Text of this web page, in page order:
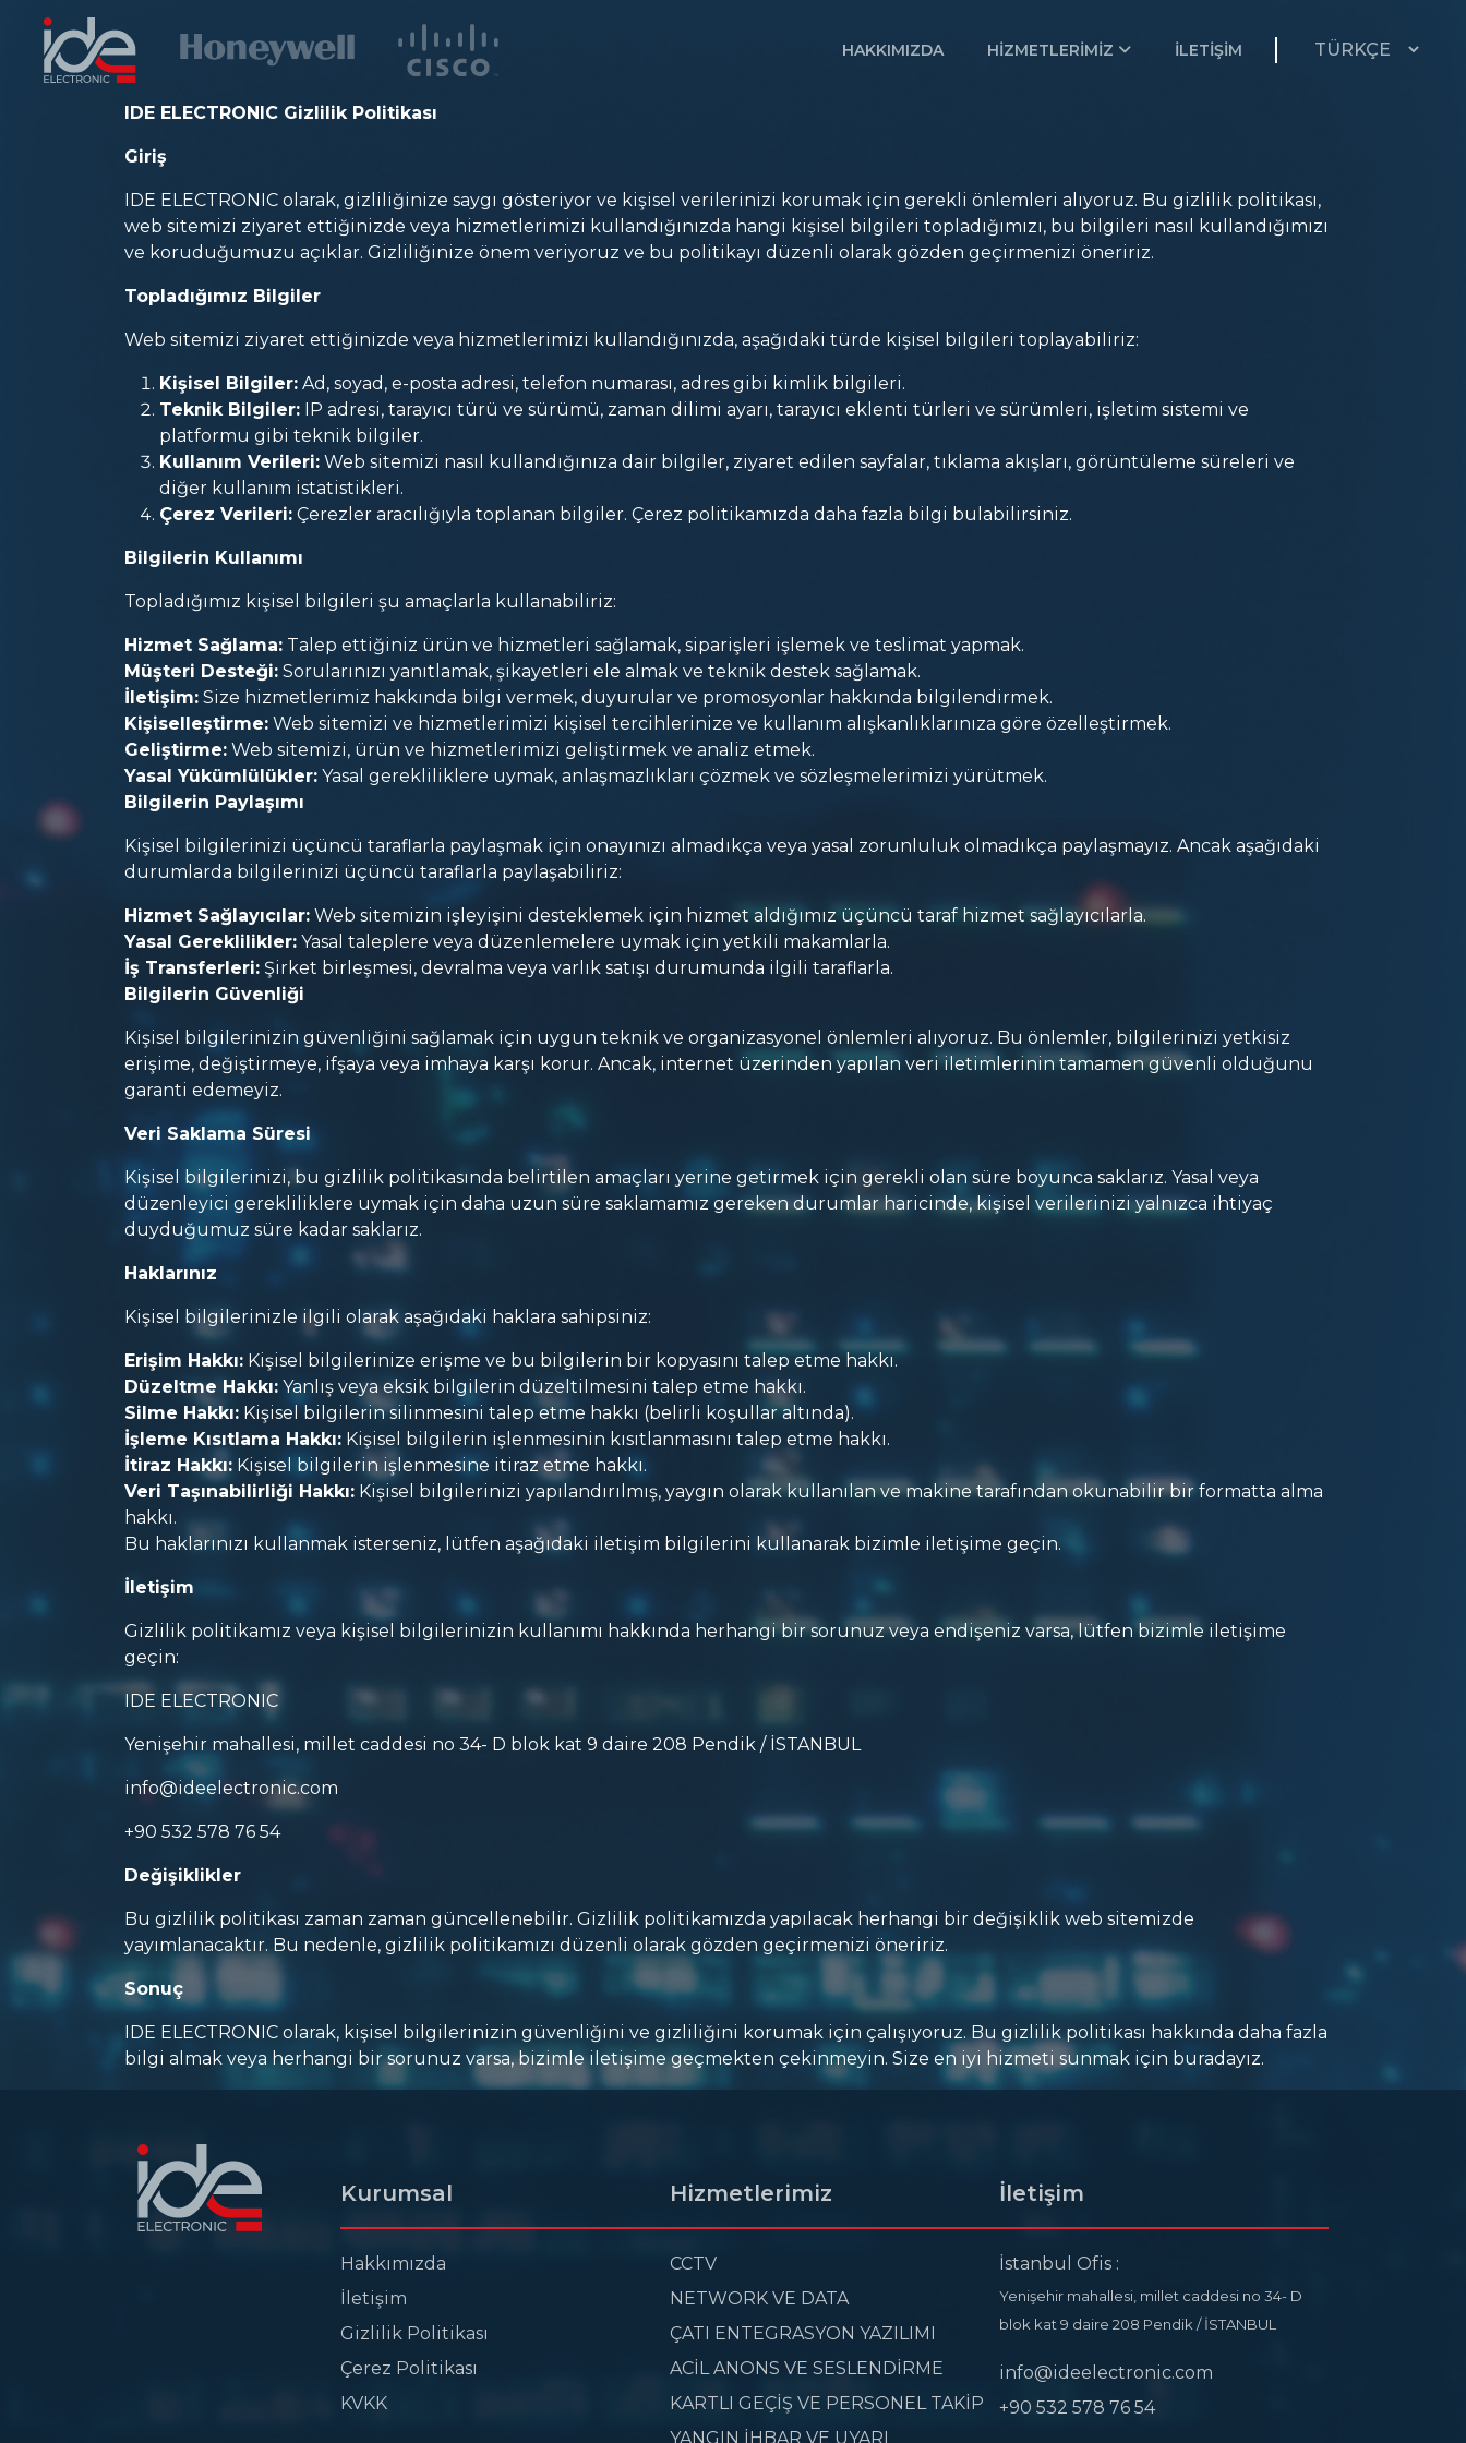
HAKKIMIZDA HIZMETLERIMIZ İLETIŞIM
IDE ELECTRONIC Gizlilik Politikası
Giriş
IDE ELECTRONIC olarak, gizliliğinize saygı gösteriyor ve kişisel verilerinizi korumak için gerekli önlemleri alıyoruz. Bu gizlilik politikası,
web sitemizi ziyaret ettiğinizde veya hizmetlerimizi kullandığınızda hangi kişisel bilgileri topladığımızı, bu bilgileri nasıl kullandığımızı
ve koruduğumuzu açıklar. Gizliliğinize önem veriyoruz ve bu politikayı düzenli olarak gözden geçirmenizi öneririz.
Topladığımız Bilgiler
Web sitemizi ziyaret ettiğinizde veya hizmetlerimizi kullandığınızda, aşağıdaki türde kişisel bilgileri toplayabiliriz:
Kişisel Bilgiler: Ad, soyad, e-posta adresi, telefon numarası, adres gibi kimlik bilgileri.
Teknik Bilgiler: IP adresi, tarayıcı türü ve sürümü, zaman dilimi ayarı, tarayıcı eklenti türleri ve sürümleri, işletim sistemi ve
platformu gibi teknik bilgiler.
Kullanım Verileri: Web sitemizi nasıl kullandığınıza dair bilgiler, ziyaret edilen sayfalar, tıklama akışları, görüntüleme süreleri ve
diğer kullanım istatistikleri.
Çerez Verileri: Çerezler aracılığıyla toplanan bilgiler. Çerez politikamızda daha fazla bilgi bulabilirsiniz.
Bilgilerin Kullanımı
Topladığımız kişisel bilgileri şu amaçlarla kullanabiliriz:
Hizmet Sağlama: Talep ettiğiniz ürün ve hizmetleri sağlamak, siparişleri işlemek ve teslimat yapmak.
Müşteri Desteği: Sorularınızı yanıtlamak, şikayetleri ele almak ve teknik destek sağlamak.
İletişim: Size hizmetlerimiz hakkında bilgi vermek, duyurular ve promosyonlar hakkında bilgilendirmek.
Kişiselleştirme: Web sitemizi ve hizmetlerimizi kişisel tercihlerinize ve kullanım alışkanlıklarınıza göre özelleştirmek.
Geliştirme: Web sitemizi, ürün ve hizmetlerimizi geliştirmek ve analiz etmek.
Yasal Yükümlülükler: Yasal gerekliliklere uymak, anlaşmazlıkları çözmek ve sözleşmelerimizi yürütmek.
Bilgilerin Paylaşımı
Kişisel bilgilerinizi üçüncü taraflarla paylaşmak için onayınızı almadıkça veya yasal zorunluluk olmadıkça paylaşmayız. Ancak aşağıdaki
durumlarda bilgilerinizi üçüncü taraflarla paylaşabiliriz:
Hizmet Sağlayıcılar: Web sitemizin işleyişini desteklemek için hizmet aldığımız üçüncü taraf hizmet sağlayıcılarla.
Yasal Gereklilikler: Yasal taleplere veya düzenlemelere uymak için yetkili makamlarla.
İş Transferleri: Şirket birleşmesi, devralma veya varlık satışı durumunda ilgili taraflarla.
Bilgilerin Güvenliği
Kişisel bilgilerinizin güvenliğini sağlamak için uygun teknik ve organizasyonel önlemleri alıyoruz. Bu önlemler, bilgilerinizi yetkisiz
erişime, değiştirmeye, ifşaya veya imhaya karşı korur. Ancak, internet üzerinden yapılan veri iletimlerinin tamamen güvenli olduğunu
garanti edemeyiz.
Veri Saklama Süresi
Kişisel bilgilerinizi, bu gizlilik politikasında belirtilen amaçları yerine getirmek için gerekli olan süre boyunca saklarız. Yasal veya
düzenleyici gerekliliklere uymak için daha uzun süre saklamamız gereken durumlar haricinde, kişisel verilerinizi yalnızca ihtiyaç
duyduğumuz süre kadar saklarız.
Haklarınız
Kişisel bilgilerinizle ilgili olarak aşağıdaki haklara sahipsiniz:
Erişim Hakkı: Kişisel bilgilerinize erişme ve bu bilgilerin bir kopyasını talep etme hakkı.
Düzeltme Hakkı: Yanlış veya eksik bilgilerin düzeltilmesini talep etme hakkı.
Silme Hakkı: Kişisel bilgilerin silinmesini talep etme hakkı (belirli koşullar altında).
İşleme Kısıtlama Hakkı: Kişisel bilgilerin işlenmesinin kısıtlanmasını talep etme hakkı.
İtiraz Hakkı: Kişisel bilgilerin işlenmesine itiraz etme hakkı.
Veri Taşınabilirliği Hakkı: Kişisel bilgilerinizi yapılandırılmış, yaygın olarak kullanılan ve makine tarafından okunabilir bir formatta alma
hakkı.
Bu haklarınızı kullanmak isterseniz, lütfen aşağıdaki iletişim bilgilerini kullanarak bizimle iletişime geçin.
İletişim
Gizlilik politikamız veya kişisel bilgilerinizin kullanımı hakkında herhangi bir sorunuz veya endişeniz varsa, lütfen bizimle iletişime
geçin:
IDE ELECTRONIC
Yenişehir mahallesi, millet caddesi no 34- D blok kat 9 daire 208 Pendik / İSTANBUL
info@ideelectronic.com
+90 532 578 76 54
Değişiklikler
Bu gizlilik politikası zaman zaman güncellenebilir. Gizlilik politikamızda yapılacak herhangi bir değişiklik web sitemizde
yayımlanacaktır. Bu nedenle, gizlilik politikamızı düzenli olarak gözden geçirmenizi öneririz.
Sonuç
IDE ELECTRONIC olarak, kişisel bilgilerinizin güvenliğini ve gizliliğini korumak için çalışıyoruz. Bu gizlilik politikası hakkında daha fazla
bilgi almak veya herhangi bir sorunuz varsa, bizimle iletişime geçmekten çekinmeyin. Size en iyi hizmeti sunmak için buradayız.
Kurumsal
Hakkımızda
İletişim
Gizlilik Politikası
Çerez Politikası
KVKK
Hizmetlerimiz
CCTV
NETWORK VE DATA
ÇATI ENTEGRASYON YAZILIMI
ACİL ANONS VE SESLENDİRME
KARTLI GEÇİŞ VE PERSONEL TAKİP
YANGIN İHBAR VE UYARI
İletişim
İstanbul Ofis :
Yenişehir mahallesi, millet caddesi no 34- D
blok kat 9 daire 208 Pendik / İSTANBUL
info@ideelectronic.com
+90 532 578 76 54